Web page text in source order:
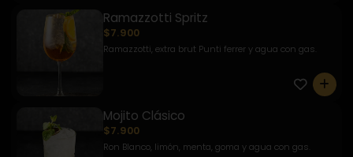
Ramazzotti Spritz
$7.900
Ramazzotti, extra brut Punti ferrer y agua con gas.
0
Mojito Clásico
$7.900
Ron Blanco, limón, menta, goma y agua con gas.